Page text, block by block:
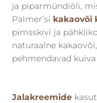
ja piparmündiõli,
Palmer’si kakaovõi
pimsskivi ja
naturaalne
pehmendavad kuiva
Jalakreemide